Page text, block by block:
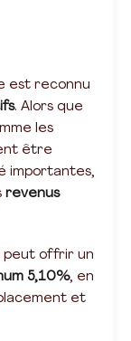
est reconnu
. Alors que
les
être
importantes,
revenus
peut offrir un
5,10%, en
et